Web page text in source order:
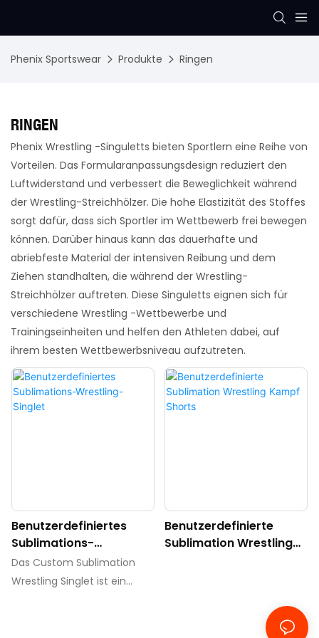
Phenix Sportswear Produkte Ringen
RINGEN
Phenix Wrestling -Singuletts bieten Sportlern eine Reihe von
Vorteilen. Das Formularanpassungsdesign reduziert den
Luftwiderstand und verbessert die Beweglichkeit während
der Wrestling-Streichhölzer. Die hohe Elastizität des Stoffes
sorgt dafür, dass sich Sportler im Wettbewerb frei bewegen
können. Darüber hinaus kann das dauerhafte und
abriebfeste Material der intensiven Reibung und dem
Ziehen standhalten, die während der Wrestling-
Streichhölzer auftreten. Diese Singuletts eignen sich für
verschiedene Wrestling -Wettbewerbe und
Trainingseinheiten und helfen den Athleten dabei, auf
ihrem besten Wettbewerbsniveau aufzutreten.
Benutzerdefiniertes
Sublimations-
Wrestling-Singlet
Das Custom Sublimation
Wrestling Singlet ist ein
Benutzerdefinierte
Sublimation Wrestling